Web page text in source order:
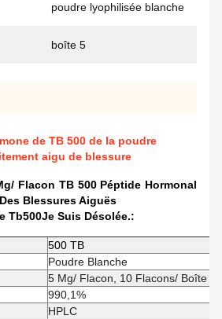
poudre lyophilisée blanche
boîte 5
de TB 500 de la poudre
aigu de blessure
Flacon TB 500 Péptide Hormonal
Blessures Aiguës
Tb500Je Suis Désolée.:
500 TB
Poudre Blanche
5 Mg/ Flacon, 10 Flacons/ Boîte
990,1%
HPLC